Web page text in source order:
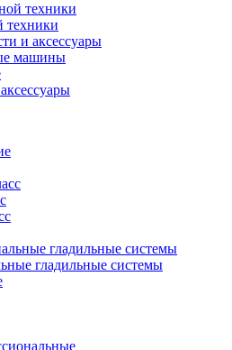
техники
техники
и аксессуары
машины
гладильные системы